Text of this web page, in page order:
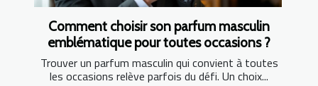
Comment choisir son parfum masculin
emblématique pour toutes occasions ?
Trouver un parfum masculin qui convient à toutes
les occasions relève parfois du défi. Un choix...